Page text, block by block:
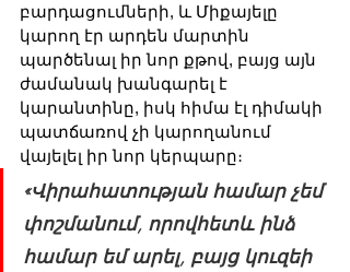
բարդացումների, և Միքայելը
կարող էր արդեն մարտին
պարծենալ իր նոր քթով, բայց այն
ժամանակ խանգարել է
կարանտինը, իսկ հիմա էլ դիմակի
պատճառով չի կարողանում
վայելել իր նոր կերպարը։
«Վիրահատության համար չեմ
փոշմանում, որովհետև ինձ
համար եմ արել, բայց կուզեի